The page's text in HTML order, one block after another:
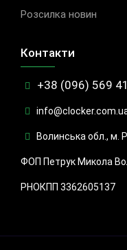
Розсилка новин
Контакти
+38 (096) 569
Волинська обл., м.
ФОП Петрук Микола
РНОКПП 3362605137